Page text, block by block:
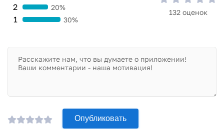
1 30%
2 20%
132 оценок
Опубликовать